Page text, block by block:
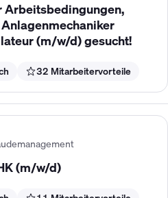
Arbeitsbedingungen,
(m/w/d) gesucht!
32 Mitarbeitervorteile
(m/w/d)